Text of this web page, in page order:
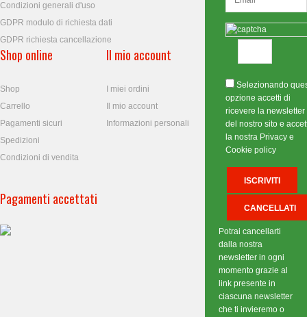
Condizioni generali d'uso
GDPR modulo di richiesta dati
GDPR richiesta cancellazione
Shop online
Shop
Carrello
Pagamenti sicuri
Spedizioni
Condizioni di vendita
Il mio account
I miei ordini
Il mio account
Informazioni personali
Pagamenti accettati
Selezionando
opzione accetti di
ricevere la newsletter
del nostro sito e
la nostra Privacy e
Cookie policy
Potrai cancellarti
dalla nostra
newsletter in ogni
momento grazie al
link presente in
ciascuna newsletter
che ti invieremo o